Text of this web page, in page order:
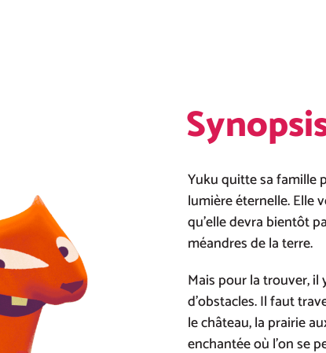
Yuku quitte sa famille
lumière éternelle. Elle
qu’elle devra bientôt
méandres de la terre.
Mais pour la trouver,
d’obstacles. Il faut
le château, la prairie
enchantée où l’on se